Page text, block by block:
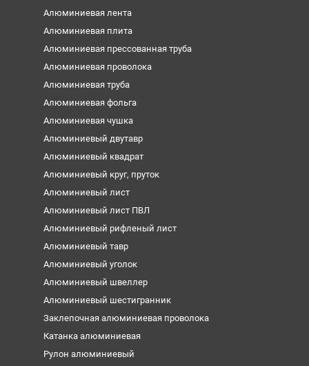
Алюминиевая лента
Алюминиевая плита
Алюминиевая прессованная труба
Алюминиевая проволока
Алюминиевая труба
Алюминиевая фольга
Алюминиевая чушка
Алюминиевый двутавр
Алюминиевый квадрат
Алюминиевый круг, пруток
Алюминиевый лист
Алюминиевый лист ПВЛ
Алюминиевый рифленый лист
Алюминиевый тавр
Алюминиевый уголок
Алюминиевый швеллер
Алюминиевый шестигранник
Заклепочная алюминиевая проволока
Катанка алюминиевая
Рулон алюминиевый